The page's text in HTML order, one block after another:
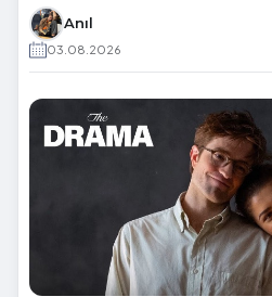
Anıl
03.08.2026